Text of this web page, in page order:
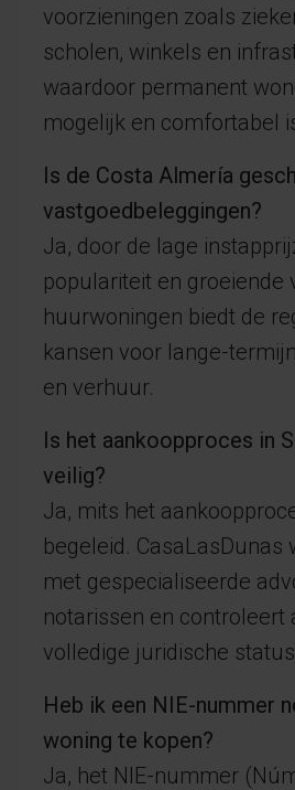
voorzieningen zoals
scholen, winkels en
waardoor permanent
mogelijk en comfortabel
Is de Costa Almería
vastgoedbeleggingen?
Ja, door de lage
populariteit en groeiende
huurwoningen biedt de
kansen voor lange-
en verhuur.
Is het aankoopproces in
veilig?
Ja, mits het
begeleid. CasaLasDunas
met gespecialiseerde
notarissen en controleert
volledige juridische
Heb ik een NIE-nummer
woning te kopen?
Ja, het NIE-nummer